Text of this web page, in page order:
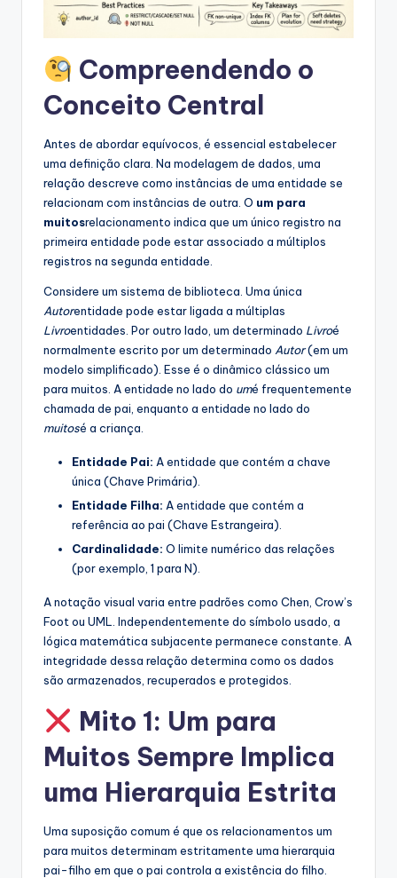
p
d
Compreendendo o
Conceito Central
Antes de abordar equívocos, é essencial estabelecer
uma definição clara. Na modelagem de dados, uma
relação descreve como instâncias de uma entidade se
relacionam com instâncias de outra. O um para
muitosrelacionamento indica que um único registro na
primeira entidade pode estar associado a múltiplos
registros na segunda entidade.
Considere um sistema de biblioteca. Uma única
Autorentidade pode estar ligada a múltiplas
Livroentidades. Por outro lado, um determinado Livroé
normalmente escrito por um determinado Autor(em um
modelo simplificado). Esse é o dinâmico clássico um
para muitos. A entidade no lado do umé frequentemente
chamada de pai, enquanto a entidade no lado do
muitosé a criança.
Entidade Pai: A entidade que contém a chave
única (Chave Primária).
Entidade Filha: A entidade que contém a
referência ao pai (Chave Estrangeira).
Cardinalidade: O limite numérico das relações
(por exemplo, 1 para N).
A notação visual varia entre padrões como Chen, Crow’s
Foot ou UML. Independentemente do símbolo usado, a
lógica matemática subjacente permanece constante. A
integridade dessa relação determina como os dados
são armazenados, recuperados e protegidos.
Mito 1: Um para
Muitos Sempre Implica
uma Hierarquia Estrita
Uma suposição comum é que os relacionamentos um
para muitos determinam estritamente uma hierarquia
pai-filho em que o pai controla a existência do filho.